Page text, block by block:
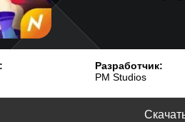
Разработчик:
PM Studios